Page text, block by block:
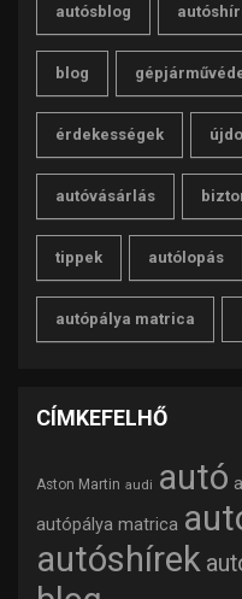
autósblog
blog
érdekességek
autóvásárlás
tippek autólopás
autópálya matrica
CÍMKEFELHŐ
Aston Martin audi autó
autópálya matrica
autóshírek